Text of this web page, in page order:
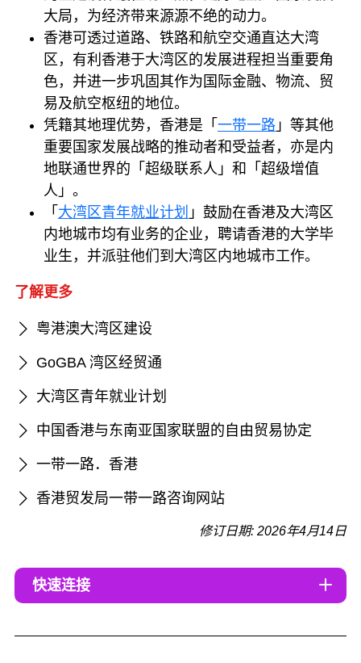
大局，为经济带来源源不绝的动力。
香港可透过道路、铁路和航空交通直达大湾
区，有利香港于大湾区的发展进程担当重要角
色，并进一步巩固其作为国际金融、物流、贸
易及航空枢纽的地位。
凭籍其地理优势，香港是「 一带一路 」等其他
重要国家发展战略的推动者和受益者，亦是内
地联通世界的「超级联系人」和「超级增值
人」。
「 大湾区青年就业计划 」鼓励在香港及大湾区
内地城市均有业务的企业，聘请香港的大学毕
业生，并派驻他们到大湾区内地城市工作。
了解更多
粤港澳大湾区建设
GoGBA 湾区经贸通
大湾区青年就业计划
中国香港与东南亚国家联盟的自由贸易协定
一带一路．香港
香港贸发局一带一路咨询网站
修订日期: 2026年4月14日
快速连接